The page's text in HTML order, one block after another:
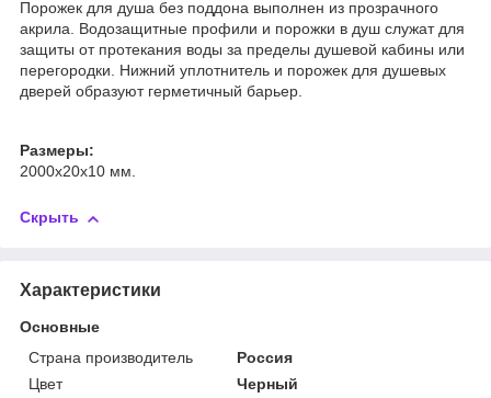
Порожек для душа без поддона выполнен из прозрачного
акрила. Водозащитные профили и порожки в душ служат для
защиты от протекания воды за пределы душевой кабины или
перегородки. Нижний уплотнитель и порожек для душевых
дверей образуют герметичный барьер.
Размеры:
2000х20х10 мм.
Скрыть
Характеристики
Основные
Страна производитель
Россия
Цвет
Черный